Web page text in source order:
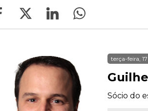
terça-feira,
Sócio do